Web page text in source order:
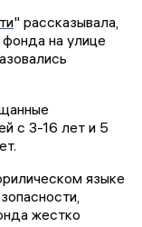
" рассказывала,
на улице
с 3-16 лет и 5
языке
жестко